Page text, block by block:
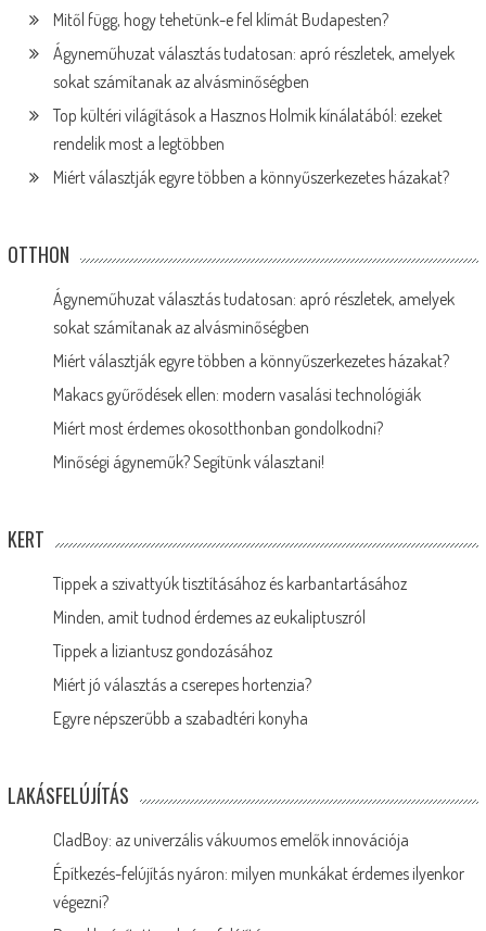
Mitől függ, hogy tehetünk-e fel klímát Budapesten?
Ágyneműhuzat választás tudatosan: apró részletek, amelyek
sokat számítanak az alvásminőségben
Top kültéri világítások a Hasznos Holmik kínálatából: ezeket
rendelik most a legtöbben
Miért választják egyre többen a könnyűszerkezetes házakat?
OTTHON
Ágyneműhuzat választás tudatosan: apró részletek, amelyek
sokat számítanak az alvásminőségben
Miért választják egyre többen a könnyűszerkezetes házakat?
Makacs gyűrődések ellen: modern vasalási technológiák
Miért most érdemes okosotthonban gondolkodni?
Minőségi ágyneműk? Segítünk választani!
KERT
Tippek a szivattyúk tisztításához és karbantartásához
Minden, amit tudnod érdemes az eukaliptuszról
Tippek a liziantusz gondozásához
Miért jó választás a cserepes hortenzia?
Egyre népszerűbb a szabadtéri konyha
LAKÁSFELÚJÍTÁS
CladBoy: az univerzális vákuumos emelők innovációja
Építkezés-felújítás nyáron: milyen munkákat érdemes ilyenkor
végezni?